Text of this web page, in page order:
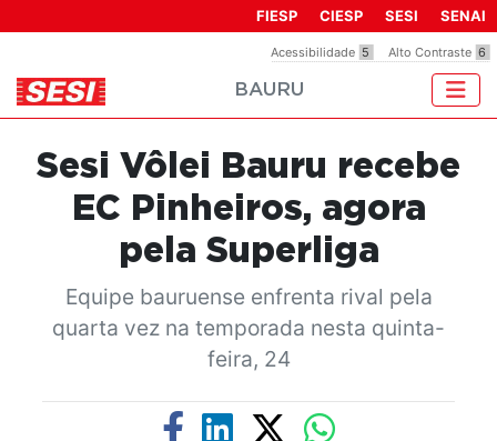
inclui
um
sistema
acessibilidade.
Acessibilidade 5 Alto Contraste 6
FIESP CIESP SESI SENAI
BAURU
Sesi Vôlei Bauru recebe
EC Pinheiros, agora
pela Superliga
Equipe bauruense enfrenta rival pela
quarta vez na temporada nesta quinta-
feira, 24